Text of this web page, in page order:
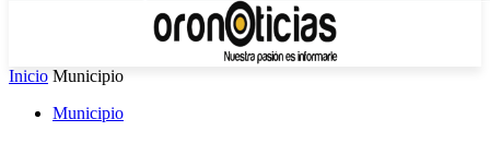
Inicio Municipio
Municipio